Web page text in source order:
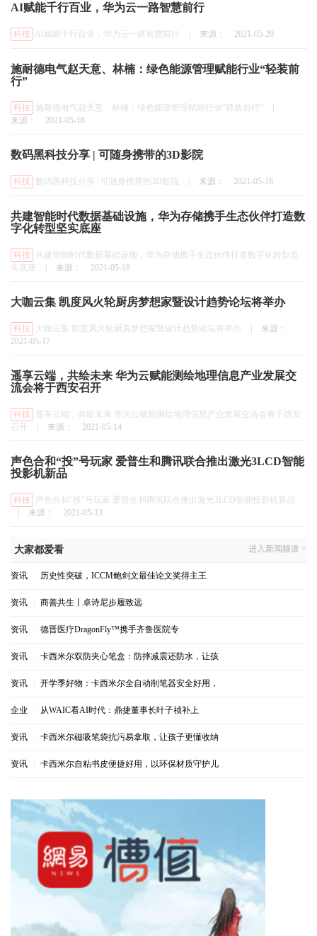
AI赋能千行百业，华为云一路智慧前行
科技 AI赋能千行百业，华为云一路智慧前行 来源： 2021-05-20
施耐德电气赵天意、林楠：绿色能源管理赋能行业“轻装前
行”
科技 施耐德电气赵天意、林楠：绿色能源管理赋能行业“轻装前行”
来源：
2021-05-18
数码黑科技分享 | 可随身携带的3D影院
科技 数码黑科技分享 | 可随身携带的3D影院 来源： 2021-05-18
共建智能时代数据基础设施，华为存储携手生态伙伴打造数
字化转型坚实底座
科技
共建智能时代数据基础设施，华为存储携手生态伙伴打造数字化转型坚
实底座
来源： 2021-05-18
大咖云集 凯度风火轮厨房梦想家暨设计趋势论坛将举办
科技 大咖云集 凯度风火轮厨房梦想家暨设计趋势论坛将举办
来源：
2021-05-17
遥享云端，共绘未来 华为云赋能测绘地理信息产业发展交
流会将于西安召开
科技
遥享云端，共绘未来 华为云赋能测绘地理信息产业发展交流会将于西安
召开
来源： 2021-05-14
声色合和“投”号玩家 爱普生和腾讯联合推出激光3LCD智能
投影机新品
科技
声色合和“投”号玩家 爱普生和腾讯联合推出激光3LCD智能投影机新品
来源： 2021-05-13
大家都爱看 进入新闻频道 >
资讯 历史性突破，ICCM鲍剑文最佳论文奖得主王
资讯 商善共生丨卓诗尼步履致远
资讯 德晋医疗DragonFly™携手齐鲁医院专
资讯 卡西米尔双防夹心笔盒：防摔减震还防水，让孩
资讯 开学季好物：卡西米尔全自动削笔器安全好用，
企业 从WAIC看AI时代：鼎捷董事长叶子祯补上
资讯 卡西米尔磁吸笔袋抗污易拿取，让孩子更懂收纳
资讯 卡西米尔自粘书皮便捷好用，以环保材质守护儿